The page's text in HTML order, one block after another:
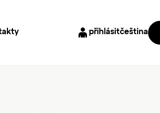
přihlásitčeština